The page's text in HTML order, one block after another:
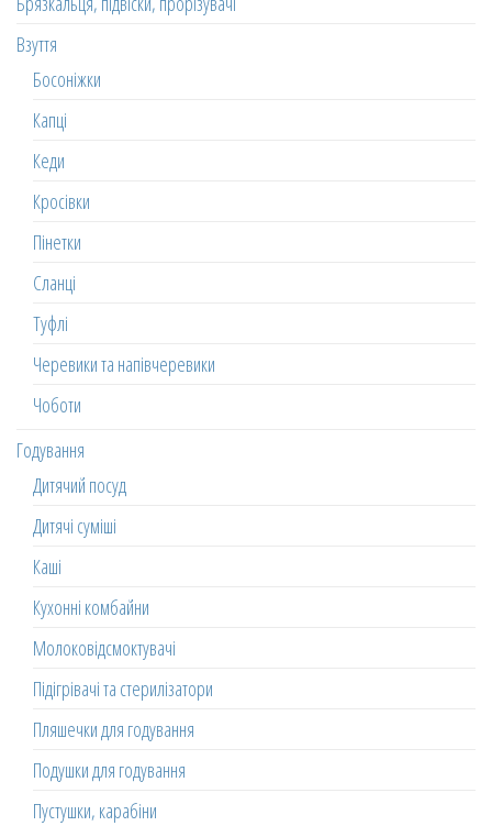
Взуття
Босоніжки
Капці
Кеди
Кросівки
Пінетки
Сланці
Туфлі
Черевики та напівчеревики
Чоботи
Годування
Дитячий посуд
Дитячі суміші
Каші
Кухонні комбайни
Молоковідсмоктувачі
Підігрівачі та стерилізатори
Пляшечки для годування
Подушки для годування
Пустушки, карабіни